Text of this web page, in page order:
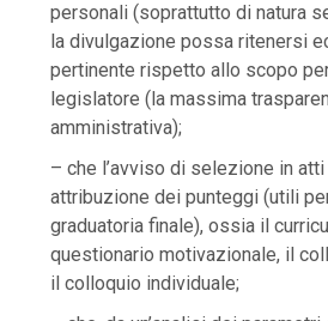
personali (soprattutto di natura
la divulgazione possa ritenersi
pertinente rispetto allo scopo
legislatore (la massima
amministrativa);
– che l’avviso di selezione in
attribuzione dei punteggi (utili
graduatoria finale), ossia il
questionario motivazionale, il
il colloquio individuale;